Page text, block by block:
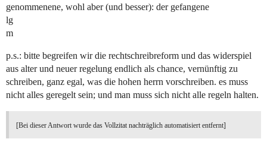
genommenene, wohl aber (und besser): der gefangene
lg
m
p.s.: bitte begreifen wir die rechtschreibreform und das widerspiel
aus alter und neuer regelung endlich als chance, vernünftig zu
schreiben, ganz egal, was die hohen herrn vorschreiben. es muss
nicht alles geregelt sein; und man muss sich nicht alle regeln halten.
[Bei dieser Antwort wurde das Vollzitat nachträglich automatisiert entfernt]